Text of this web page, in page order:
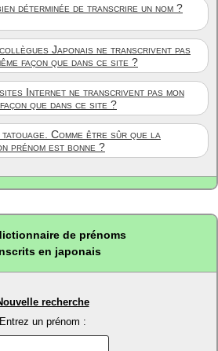
déterminée de transcrire un nom ?
collègues Japonais ne transcrivent pas
façon que dans ce site ?
Internet ne transcrivent pas mon
que dans ce site ?
tatouage. Comme être sûr que la
prénom est bonne ?
de prénoms
en japonais
recherche
Entrez un prénom :